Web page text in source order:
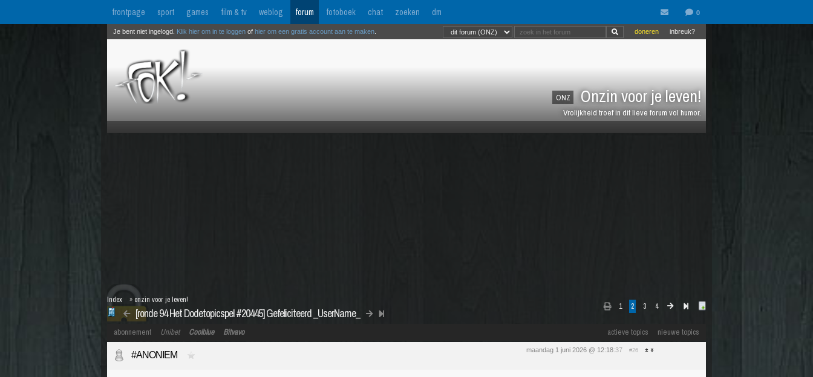
frontpage sport games film & tv weblog forum fotoboek chat zoeken dm
ONZ Onzin voor je leven!
Vrolijkheid troef in dit lieve forum vol humor.
inbreuk?
doneren
Je bent niet ingelogd. Klik hier om in te loggen of hier om een gratis account aan te maken
1 2 3 4
[ronde 94 Het Dodetopicspel #20445] Gefeliciteerd _UserName_
Index » onzin voor je leven!
actieve topics nieuwe topics
abonnement Unibet Coolblue Bitvavo
maandag 1 juni 2026 @ 12:18:37 #26
#ANONIEM